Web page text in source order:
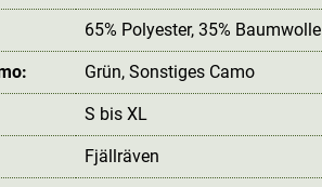
65% Polyester, 35% Baumwolle
Grün, Sonstiges Camo
S bis XL
Fjällräven